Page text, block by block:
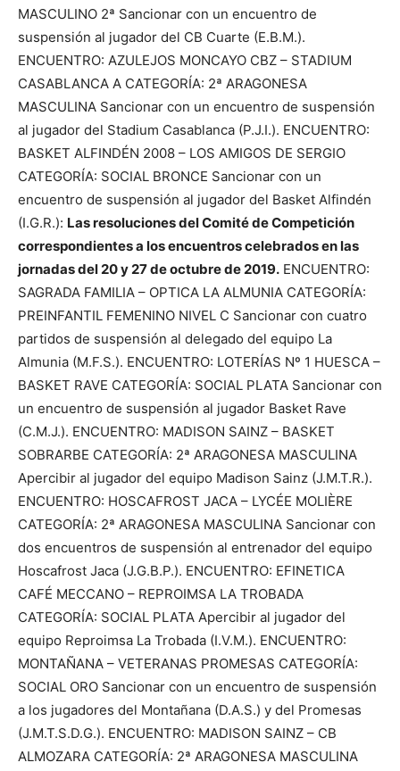
MASCULINO 2ª Sancionar con un encuentro de
suspensión al jugador del CB Cuarte (E.B.M.).
ENCUENTRO: AZULEJOS MONCAYO CBZ – STADIUM
CASABLANCA A CATEGORÍA: 2ª ARAGONESA
MASCULINA Sancionar con un encuentro de suspensión
al jugador del Stadium Casablanca (P.J.I.). ENCUENTRO:
BASKET ALFINDÉN 2008 – LOS AMIGOS DE SERGIO
CATEGORÍA: SOCIAL BRONCE Sancionar con un
encuentro de suspensión al jugador del Basket Alfindén
(I.G.R.): Las resoluciones del Comité de Competición
correspondientes a los encuentros celebrados en las
jornadas del 20 y 27 de octubre de 2019. ENCUENTRO:
SAGRADA FAMILIA – OPTICA LA ALMUNIA CATEGORÍA:
PREINFANTIL FEMENINO NIVEL C Sancionar con cuatro
partidos de suspensión al delegado del equipo La
Almunia (M.F.S.). ENCUENTRO: LOTERÍAS Nº 1 HUESCA –
BASKET RAVE CATEGORÍA: SOCIAL PLATA Sancionar con
un encuentro de suspensión al jugador Basket Rave
(C.M.J.). ENCUENTRO: MADISON SAINZ – BASKET
SOBRARBE CATEGORÍA: 2ª ARAGONESA MASCULINA
Apercibir al jugador del equipo Madison Sainz (J.M.T.R.).
ENCUENTRO: HOSCAFROST JACA – LYCÉE MOLIÈRE
CATEGORÍA: 2ª ARAGONESA MASCULINA Sancionar con
dos encuentros de suspensión al entrenador del equipo
Hoscafrost Jaca (J.G.B.P.). ENCUENTRO: EFINETICA
CAFÉ MECCANO – REPROIMSA LA TROBADA
CATEGORÍA: SOCIAL PLATA Apercibir al jugador del
equipo Reproimsa La Trobada (I.V.M.). ENCUENTRO:
MONTAÑANA – VETERANAS PROMESAS CATEGORÍA:
SOCIAL ORO Sancionar con un encuentro de suspensión
a los jugadores del Montañana (D.A.S.) y del Promesas
(J.M.T.S.D.G.). ENCUENTRO: MADISON SAINZ – CB
ALMOZARA CATEGORÍA: 2ª ARAGONESA MASCULINA